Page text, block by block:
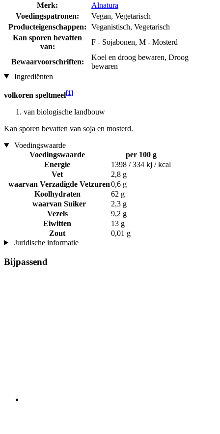
Merk:
Alnatura
Voedingspatronen:
Vegan, Vegetarisch
Producteigenschappen:
Veganistisch, Vegetarisch
Kan sporen bevatten
van:
F - Sojabonen, M - Mosterd
Bewaarvoorschriften:
Koel en droog bewaren, Droog
bewaren
Ingrediënten
volkoren speltmeel[1]
van biologische landbouw
Kan sporen bevatten van soja en mosterd.
Voedingswaarde
Voedingswaarde
per 100 g
Energie
1398 / 334 kj / kcal
Vet
2,8 g
waarvan Verzadigde Vetzuren0,6 g
Koolhydraten
62 g
waarvan Suiker
2,3 g
Vezels
9,2 g
Eiwitten
13 g
Zout
0,01 g
Juridische informatie
Bijpassend